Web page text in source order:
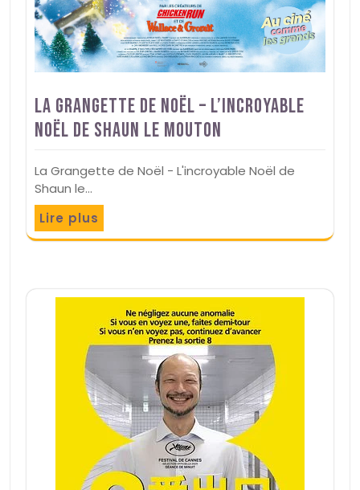
La Grangette de Noël – L’incroyable
Noël de Shaun le mouton
La Grangette de Noël - L'incroyable Noël de
Shaun le…
Lire plus